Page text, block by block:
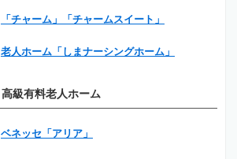
「チャーム」「チャームスイート」
老人ホーム「しまナーシングホーム」
高級有料老人ホーム
ベネッセ「アリア」